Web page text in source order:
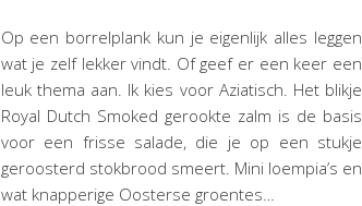
Op een borrelplank kun je eigenlijk alles leggen
wat je zelf lekker vindt. Of geef er een keer een
leuk thema aan. Ik kies voor Aziatisch. Het blikje
Royal Dutch Smoked gerookte zalm is de basis
voor een frisse salade, die je op een stukje
geroosterd stokbrood smeert. Mini loempia’s en
wat knapperige Oosterse groentes…